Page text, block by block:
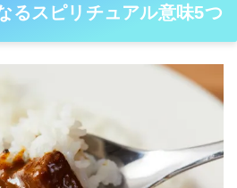
るスピリチュアル意味5つ